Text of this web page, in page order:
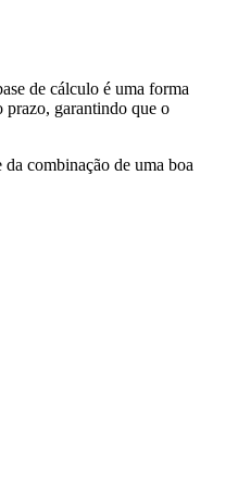
de cálculo é uma forma
prazo, garantindo que o
da combinação de uma boa